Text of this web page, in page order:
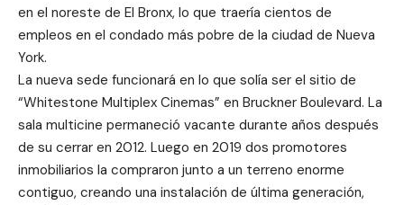
en el noreste de El Bronx, lo que traería cientos de
empleos en el condado más pobre de la ciudad de Nueva
York.
La nueva sede funcionará en lo que solía ​​ser el sitio de
“Whitestone Multiplex Cinemas” en Bruckner Boulevard. La
sala multicine permaneció vacante durante años después
de su cerrar en 2012. Luego en 2019 dos promotores
inmobiliarios la compraron junto a un terreno enorme
contiguo, creando una instalación de última generación,